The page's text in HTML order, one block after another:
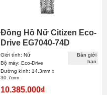
Đồng Hồ Nữ Citizen Eco-
Drive EG7040-74D
14.3x30.7mm
Giới tính: Nữ
Bộ máy: Eco-Drive
Đường kính: 14.3mm x
30.7mm
Bản giới
hạn
10.385.000₫